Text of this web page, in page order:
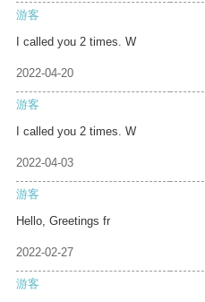
游客
I called you 2 times. W
2022-04-20
游客
I called you 2 times. W
2022-04-03
游客
Hello, Greetings fr
2022-02-27
游客